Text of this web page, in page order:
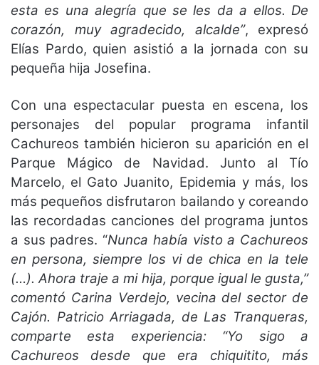
esta es una alegría que se les da a ellos. De
corazón, muy agradecido, alcalde”, expresó
Elías Pardo, quien asistió a la jornada con su
pequeña hija Josefina.
Con una espectacular puesta en escena, los
personajes del popular programa infantil
Cachureos también hicieron su aparición en el
Parque Mágico de Navidad. Junto al Tío
Marcelo, el Gato Juanito, Epidemia y más, los
más pequeños disfrutaron bailando y coreando
las recordadas canciones del programa juntos
a sus padres. “Nunca había visto a Cachureos
en persona, siempre los vi de chica en la tele
(…). Ahora traje a mi hija, porque igual le gusta,”
comentó Carina Verdejo, vecina del sector de
Cajón. Patricio Arriagada, de Las Tranqueras,
comparte esta experiencia: “Yo sigo a
Cachureos desde que era chiquitito, más